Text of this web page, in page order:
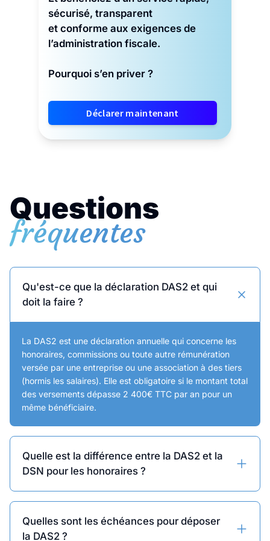
sécurisé, transparent
et conforme aux exigences de
l’administration fiscale.
Pourquoi s’en priver ?
Déclarer maintenant
Questions
fréquentes
Qu'est-ce que la déclaration DAS2 et qui
doit la faire ?
La DAS2 est une déclaration annuelle qui concerne les
honoraires, commissions ou toute autre rémunération
versée par une entreprise ou une association à des tiers
(hormis les salaires). Elle est obligatoire si le montant total
des versements dépasse 2 400€ TTC par an pour un
même bénéficiaire.
Quelle est la différence entre la DAS2 et la
DSN pour les honoraires ?
Déclaration Sociale Nominative (DSN), soit en utilisant la
déclaration DAS2. La DSN est la méthode standard pour
Quelles sont les échéances pour déposer
la DAS2 ?